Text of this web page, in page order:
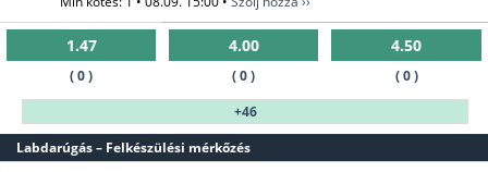
1.47
( 0 )
4.00
( 0 )
4.50
( 0 )
+46
Labdarúgás – Felkészülési mérkőzés